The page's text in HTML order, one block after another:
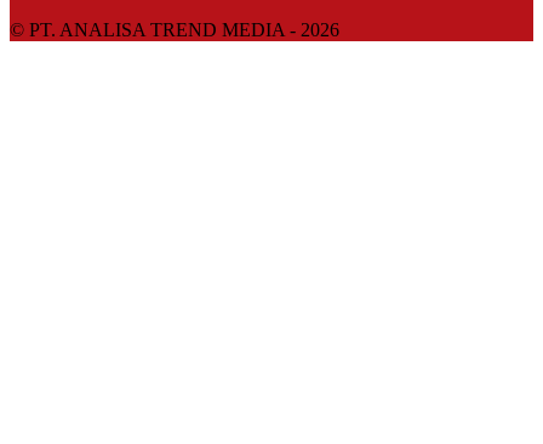
© PT. ANALISA TREND MEDIA - 2026